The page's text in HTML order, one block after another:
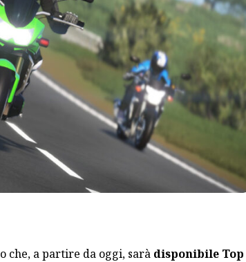
che, a partire da oggi, sarà disponibile Top